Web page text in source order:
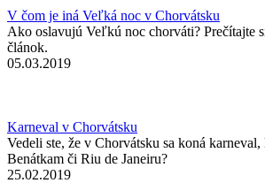
V čom je iná Veľká noc v Chorvátsku
Ako oslavujú Veľkú noc chorváti? Prečítajte
článok.
05.03.2019
Karneval v Chorvátsku
Vedeli ste, že v Chorvátsku sa koná
Benátkam či Riu de Janeiru?
25.02.2019